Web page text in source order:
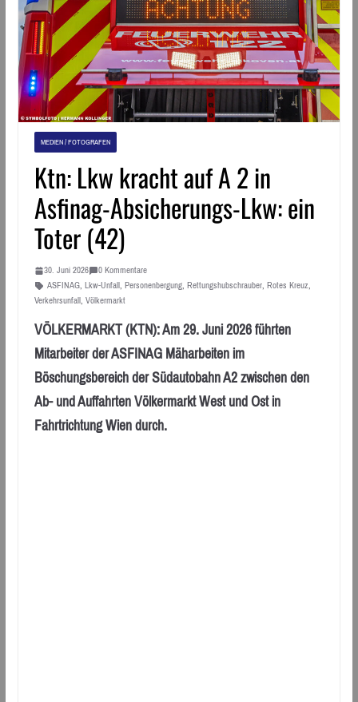
MEDIEN / FOTOGRAFEN
Ktn: Lkw kracht auf A 2 in
Asfinag-Absicherungs-Lkw: ein
Toter (42)
30. Juni 2026
0 Kommentare
ASFINAG, Lkw-Unfall, Personenbergung, Rettungshubschrauber, Rotes Kreuz,
Verkehrsunfall, Völkermarkt
VÖLKERMARKT (KTN): Am 29. Juni 2026 führten
Mitarbeiter der ASFINAG Mäharbeiten im
Böschungsbereich der Südautobahn A2 zwischen den
Ab- und Auffahrten Völkermarkt West und Ost in
Fahrtrichtung Wien durch.